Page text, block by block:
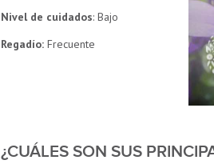
Nivel de cuidados: Bajo
Regadío: Frecuente
¿CUÁLES SON SUS